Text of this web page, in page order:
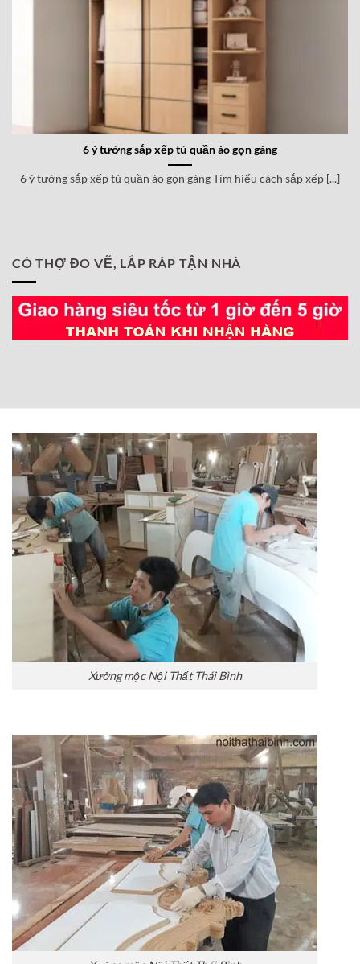
6 ý tưởng sắp xếp tủ quần áo gọn gàng
6 ý tưởng sắp xếp tủ quần áo gọn gàng Tìm hiểu cách sắp xếp [...]
CÓ THỢ ĐO VẼ, LẮP RÁP TẬN NHÀ
Xưởng mộc Nội Thất Thái Bình